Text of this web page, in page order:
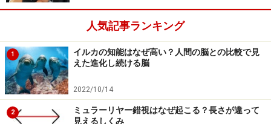
できた水ぶくれはかさぶたへと変化し、VZVに対する免
疫が獲得されて、自然に症状は治まります。
しかし、一度VZVに感染すると、症状の上では完治した
ように見えたとしても、一部のVZVは体の中の神経節な
どにひっそりと潜んでいます。健康で免疫力が高い状態
を保つことができれば、このVZVは一生隠れたまま悪さ
人気記事ランキング
1
イルカの知能はなぜ高い？人間の脳との比較で見
えた進化し続ける脳
2022/10/14
2
ミュラーリヤー錯視はなぜ起こる？長さが違って
見えるしくみ